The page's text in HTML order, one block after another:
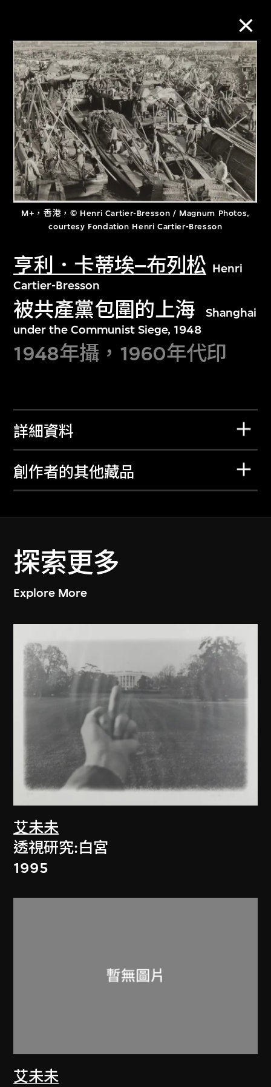
M+，香港，© Henri Cartier-Bresson / Magnum Photos,
courtesy Fondation Henri Cartier-Bresson
亨利．卡蒂埃–布列松 Henri
Cartier-Bresson
被共產黨包圍的上海
Shanghai
under the Communist Siege, 1948
1948年攝，1960年代印
詳細資料
創作者的其他藏品
探索更多
Explore More
艾未未
透視研究:白宮
1995
艾未未
M+藏品
進一步篩選 搜索
關於M+藏品
探索世界頂級的二十及二十一世紀視覺